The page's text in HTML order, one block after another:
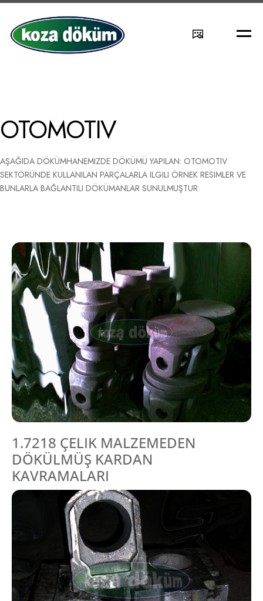
h
f
M
OTOMOTIV
AŞAĞIDA DÖKÜMHANEMIZDE DÖKÜMÜ YAPILAN: OTOMOTIV
SEKTÖRÜNDE KULLANILAN PARÇALARLA ILGILI ÖRNEK RESIMLER VE
BUNLARLA BAĞLANTILI DÖKÜMANLAR SUNULMUŞTUR.
1.7218 ÇELIK MALZEMEDEN
DÖKÜLMÜŞ KARDAN
KAVRAMALARI